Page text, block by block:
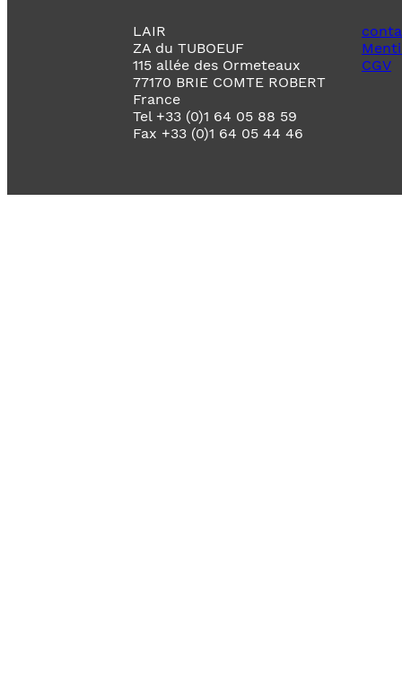
LAIR
ZA du TUBOEUF
115 allée des Ormeteaux
77170 BRIE COMTE ROBERT
France
Tel +33 (0)1 64 05 88 59
Fax +33 (0)1 64 05 44 46
CGV